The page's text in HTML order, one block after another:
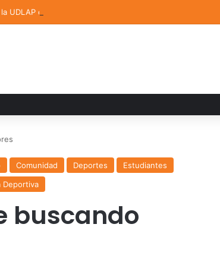
UDLAP destacan en el MUTVI 2026
Comunidad Deportes
Estudiantes
Deportiva
buscando